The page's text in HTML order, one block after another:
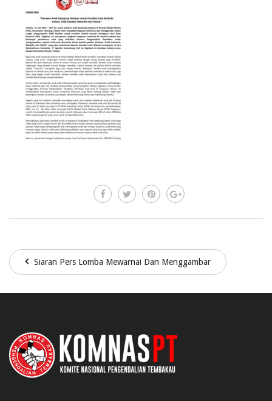
Siaran Pers Lomba Mewarnai Dan Menggambar